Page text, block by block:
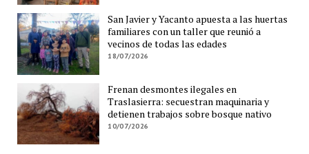
San Javier y Yacanto apuesta a las huertas
familiares con un taller que reunió a
vecinos de todas las edades
18/07/2026
Frenan desmontes ilegales en
Traslasierra: secuestran maquinaria y
detienen trabajos sobre bosque nativo
10/07/2026